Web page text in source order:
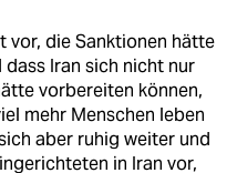
vor, die Sanktionen hätte
Iran sich nicht nur
vorbereiten können,
mehr Menschen leben
aber ruhig weiter und
in Iran vor,